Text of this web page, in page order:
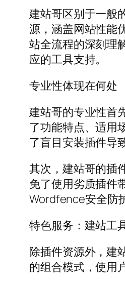
建站哥区别于一般
源，涵盖网站性能
站全流程的深刻理
应的工具支持。
专业性体现在何处
建站哥的专业性首
了功能特点、适用
了盲目安装插件导
其次，建站哥的插
免了使用劣质插件
Wordfence安全防
特色服务：建站工
除插件资源外，建
的组合模式，使用